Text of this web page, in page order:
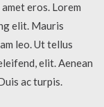
eros. Lorem
elit. Mauris
leo. Ut tellus
elit. Aenean
ac turpis.